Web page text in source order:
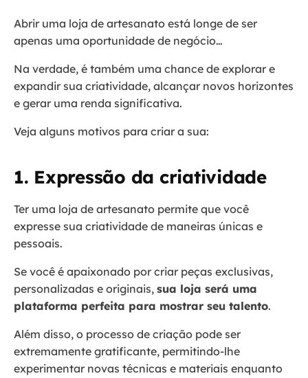
Abrir uma loja de artesanato está longe de ser
apenas uma oportunidade de negócio…
Na verdade, é também uma chance de explorar e
expandir sua criatividade, alcançar novos horizontes
e gerar uma renda significativa.
Veja alguns motivos para criar a sua:
1. Expressão da criatividade
Ter uma loja de artesanato permite que você
expresse sua criatividade de maneiras únicas e
pessoais.
Se você é apaixonado por criar peças exclusivas,
personalizadas e originais, sua loja será uma
plataforma perfeita para mostrar seu talento.
Além disso, o processo de criação pode ser
extremamente gratificante, permitindo-lhe
experimentar novas técnicas e materiais enquanto